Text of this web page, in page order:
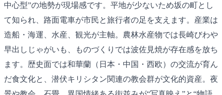
中心型”の地勢が現場感です。平地が少ないため坂の町とし
て知られ、路面電車が市民と旅行者の足を支えます。産業は
造船・海運、水産、観光が主軸。農林水産物では長崎びわや
早出しじゃがいも、ものづくりでは波佐見焼が存在感を放ち
ます。歴史面では和華蘭（日本・中国・西欧）の交流が育ん
だ食文化と、潜伏キリシタン関連の教会群が文化的資産。夜